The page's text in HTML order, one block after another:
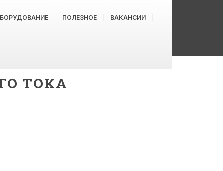
ПОЛЕЗНОЕ ВАКАНСИИ
ТОКА